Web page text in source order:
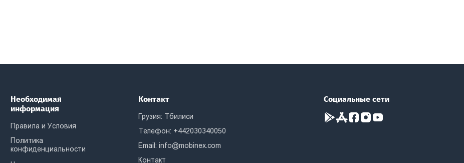
Необходимая
информация
Правила и Условия
Политика
конфиденциальности
Контакт
Грузия: Тбилиси
Телефон: +442030340050
Email:info@mobinex.com
Контакт
Социальные сети